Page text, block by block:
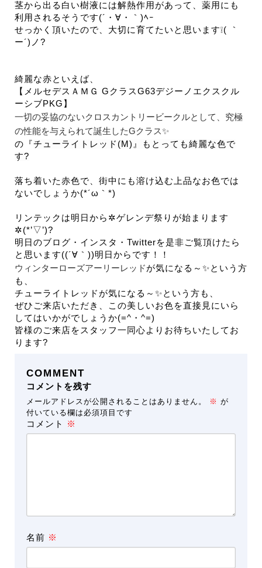
茎から出る白い樹液には解熱作用があって、薬用にも
利用されるそうです(´・∀・｀)ﾍｰ
せっかく頂いたので、大切に育てたいと思います❕( ｀
ー´)ノ?
綺麗な赤といえば、
【メルセデスＡＭＧ GクラスG63デジーノエクスクル
ーシブPKG】
一切の妥協のないクロスカントリービークルとして、究極
の性能を与えられて誕生したGクラス✨
の『チューライトレッド(M)』もとっても綺麗な色で
す?
落ち着いた赤色で、街中にも溶け込む上品なお色では
ないでしょうか(*´ω｀*)
リンテックは明日から✲ゲレンデ祭りが始まります
✲(*’▽’)?
明日のブログ・インスタ・Twitterを是非ご覧頂けたら
と思います((´∀｀))明日からです！！
ウィンターローズアーリーレッドが気になる～✨という方
も、
チューライトレッドが気になる～✨という方も、
ぜひご来店いただき、この美しいお色を直接見にいら
してはいかがでしょうか(=^・^=)
皆様のご来店をスタッフ一同心よりお待ちいたしてお
ります?
COMMENT
コメントを残す
メールアドレスが公開されることはありません。 ※ が
付いている欄は必須項目です
コメント ※
名前 ※